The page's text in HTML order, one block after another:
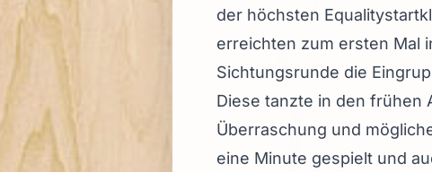
der höchsten
erreichten zum ersten Mal
Sichtungsrunde die
Diese tanzte in den frühen
Überraschung und
eine Minute gespielt und